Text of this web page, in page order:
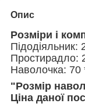
Опис
Розміри і
Простирадло:
Наволочка: 70
"Розмір
Ціна даної